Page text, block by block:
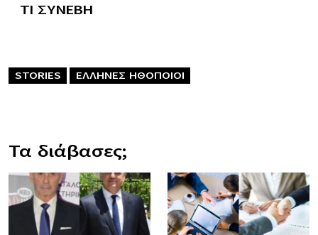
ΤΙ ΣΥΝΕΒΗ
STORIES ΕΛΛΗΝΕΣ ΗΘΟΠΟΙΟΙ
Τα διάβασες;